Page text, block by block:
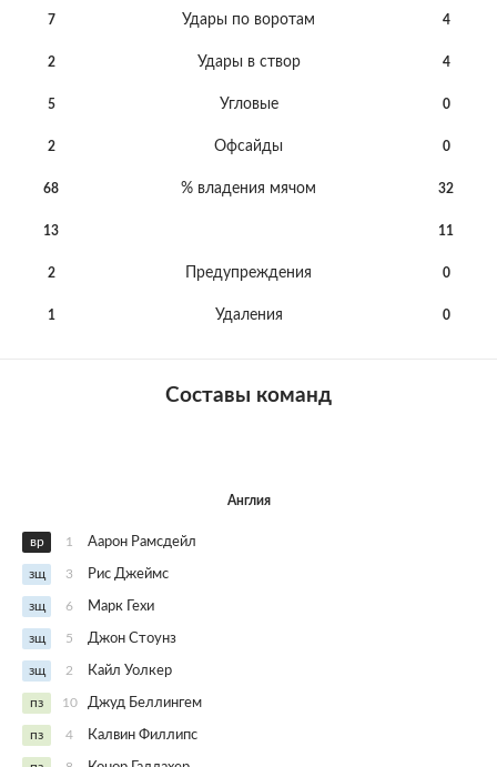
7 Удары по воротам 4
2 Удары в створ 4
5 Угловые 0
2 Офсайды 0
68 % владения мячом 32
13 11
2 Предупреждения 0
1 Удаления 0
Составы команд
Англия
вр 1 Аарон Рамсдейл
зщ 3 Рис Джеймс
зщ 6 Марк Гехи
зщ 5 Джон Стоунз
зщ 2 Кайл Уолкер
пз 10 Джуд Беллингем
пз 4 Калвин Филлипс